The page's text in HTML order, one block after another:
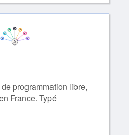
programmation libre,
France. Typé